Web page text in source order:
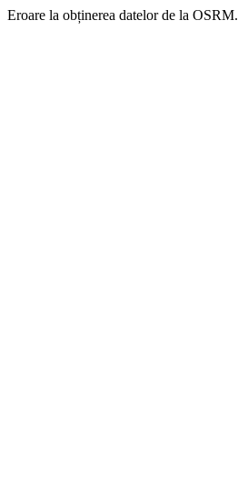
Eroare la obținerea datelor de la OSRM.